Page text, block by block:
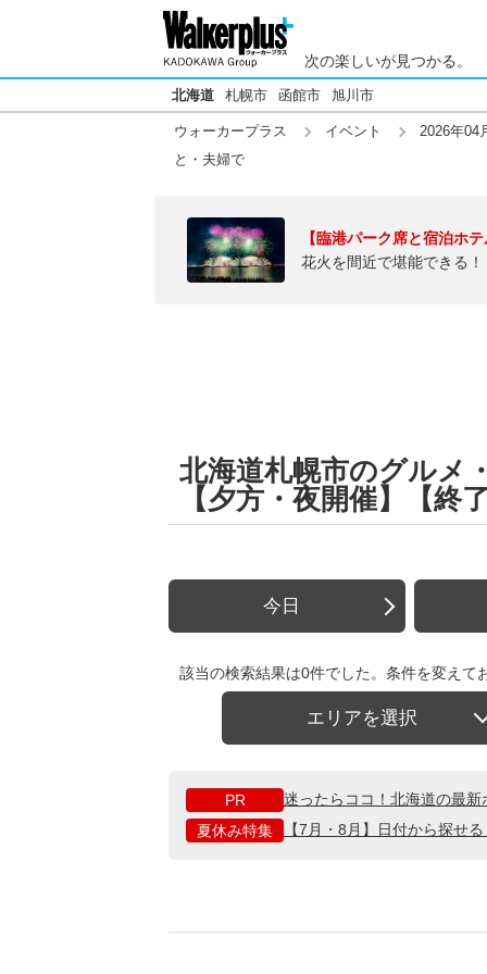
次の楽しいが見つかる。
北海道 札幌市 函館市 旭川市
ウォーカープラス イベント
2026年04
と・夫婦で
【臨港パーク席と宿泊ホ
花火を間近で堪能できる
北海道札幌市のグルメ
【夕方・夜開催】【終
今日
該当の検索結果は0件でした。条件を変えて
エリアを選択
PR
迷ったらココ！北海道の最
夏休み特集
【7月・8月】日付から探せ